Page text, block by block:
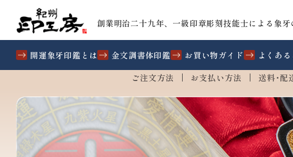
創業明治二十九年、一級印章彫刻技能士による象牙
開運象牙印鑑とは 金文調書体印鑑 お買い物ガイド よくあ
ご注文方法
お支払い方法 送料･配